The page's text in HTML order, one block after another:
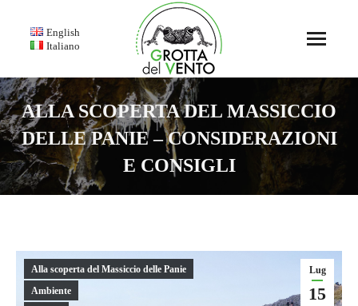
English
Italiano
ALLA SCOPERTA DEL MASSICCIO
DELLE PANIE – CONSIDERAZIONI
E CONSIGLI
Lug
15
Alla scoperta del Massiccio delle Panie
Ambiente